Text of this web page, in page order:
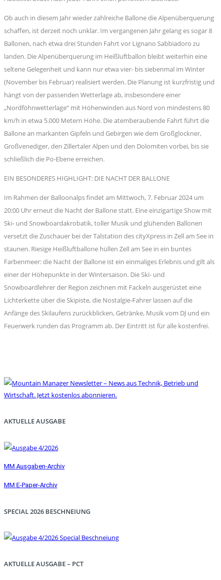
Ob auch in diesem Jahr wieder zahlreiche Ballone die Alpenüberquerung
schaffen, ist derzeit noch unklar. Im vergangenen Jahr gelang es sogar 8
Ballonen, nach etwa drei Stunden Fahrt vor Lignano Sabbiadoro zu
landen. Die Alpenüberquerung im Heißluftballon bleibt weiterhin eine
seltene Gelegenheit und kann nur etwa vier- bis siebenmal im Winter
(November bis Februar) realisiert werden. Die Planung ist kurzfristig und
hängt von der passenden Wetterlage ab, insbesondere einer
„Nordföhnwetterlage“ mit Höhenwinden aus Nord von mindestens 80
km/h in etwa 5.000 Metern Höhe. Die atemberaubende Fahrt führt die
Ballone an markanten Gipfeln und Gebirgen wie dem Großglockner,
Großvenediger, den Zillertaler Alpen und den Dolomiten vorbei, bis sie
schließlich die Po-Ebene erreichen.
EIN BESONDERES HIGHLIGHT: DIE NACHT DER BALLONE
Im Rahmen der Balloonalps findet am Mittwoch, 7. Februar 2024 um
20:00 Uhr erneut die Nacht der Ballone statt. Eine einzigartige Show mit
Ski- und Snowboardakrobatik, toller Musik und glühenden Ballonen
versetzt die Zuschauer bei der Talstation des cityXpress in Zell am See in
staunen. Riesige Heißluftballone hüllen Zell am See in ein buntes
Farbenmeer: die Nacht der Ballone ist ein einmaliges Erlebnis und gilt als
einer der Höhepunkte in der Wintersaison. Die Ski- und
Snowboardlehrer der Region zeichnen mit Fackeln ausgerüstet eine
Lichterkette über die Skipiste, die Nostalgie-Fahrer lassen auf die
Anfänge des Skilaufens zurückblicken, Getränke, Musik vom DJ und ein
Feuerwerk runden das Programm ab. Der Eintritt ist für alle kostenfrei.
AKTUELLE AUSGABE
MM Ausgaben-Archiv
MM E-Paper-Archiv
SPECIAL 2026 BESCHNEIUNG
AKTUELLE AUSGABE – PCT